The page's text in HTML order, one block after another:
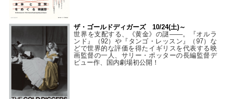
ザ・ゴールドディガーズ 10/24(土)～
世界を支配する、《黄金》の謎――。『オルラ
ンド』（92）や『タンゴ・レッスン』（97）な
どで世界的な評価を得たイギリスを代表する映
画監督の一人、サリー・ポッターの長編監督デ
ビュー作、国内劇場初公開！